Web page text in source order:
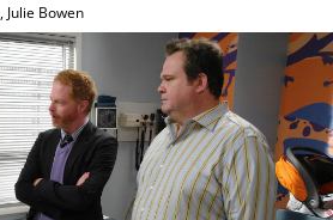
, Julie Bowen